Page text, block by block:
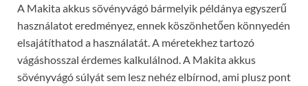
A Makita akkus sövényvágó bármelyik példánya egyszerű
használatot eredményez, ennek köszönhetően könnyedén
elsajátíthatod a használatát. A méretekhez tartozó
vágáshosszal érdemes kalkulálnod. A Makita akkus
sövényvágó súlyát sem lesz nehéz elbírnod, ami plusz pont